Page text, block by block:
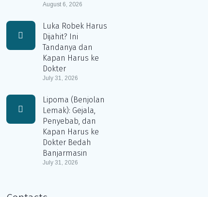
August 6, 2026
Luka Robek Harus
Dijahit? Ini
Tandanya dan
Kapan Harus ke
Dokter
July 31, 2026
Lipoma (Benjolan
Lemak): Gejala,
Penyebab, dan
Kapan Harus ke
Dokter Bedah
Banjarmasin
July 31, 2026